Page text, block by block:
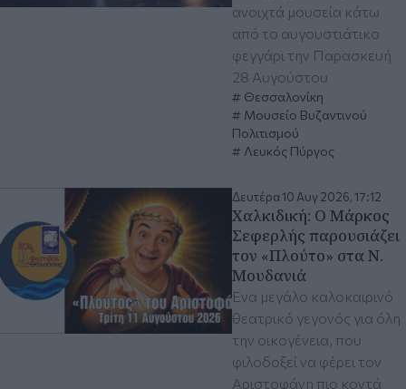
ανοιχτά μουσεία κάτω
από το αυγουστιάτικο
φεγγάρι την Παρασκευή
28 Αυγούστου
Θεσσαλονίκη
Μουσείο Βυζαντινού
Πολιτισμού
Λευκός Πύργος
Δευτέρα 10 Αυγ 2026, 17:12
Χαλκιδική: Ο Μάρκος
Σεφερλής παρουσιάζει
τον «Πλούτο» στα Ν.
Μουδανιά
Ενα μεγάλο καλοκαιρινό
θεατρικό γεγονός για όλη
την οικογένεια, που
φιλοδοξεί να φέρει τον
Αριστοφάνη πιο κοντά